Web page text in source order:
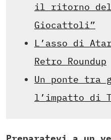
il ritorno
Giocattoli”
L’asso di
Retro Roundup
Un ponte tra
l’impatto di